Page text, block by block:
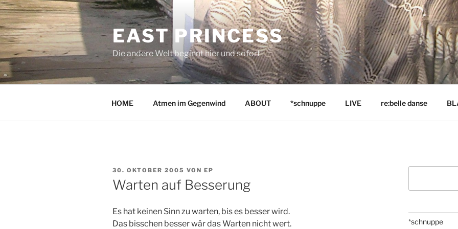
Zum
Inhalt
springen
EAST PRINCESS
Die andere Welt beginnt hier und sofort
HOME Atmen im Gegenwind ABOUT *schnuppe LIVE re:belle danse
VERÖFFENTLICHT
AM
30. OKTOBER 2005 VON EP
Warten auf Besserung
Es hat keinen Sinn zu warten, bis es besser wird.
Das bisschen besser wär das Warten nicht wert.
*schnuppe